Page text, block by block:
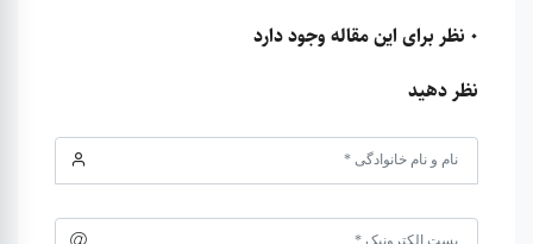
0 نظر برای این مقاله وجود دارد
نظر دهید